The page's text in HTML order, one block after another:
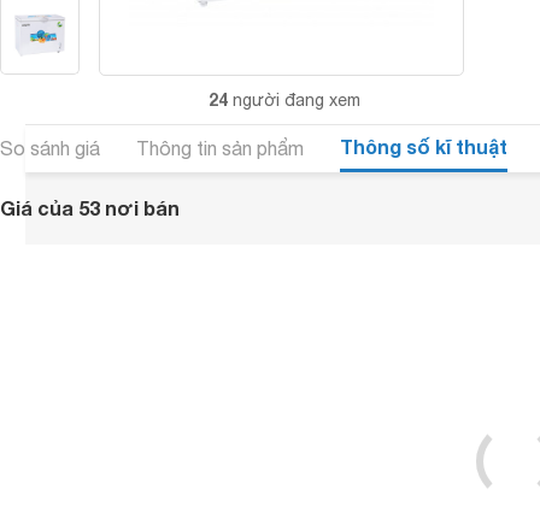
24 người đang xem
So sánh giá Thông tin sản phẩm Thông số kĩ thuật
Giá của 53 nơi bán